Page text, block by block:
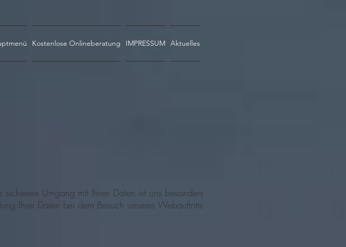
Kostenlose Onlineberatung IMPRESSUM Aktuelles
Umgang mit Ihren Daten ist uns besonders
Ihrer Daten bei dem Besuch unseres Webauftritts